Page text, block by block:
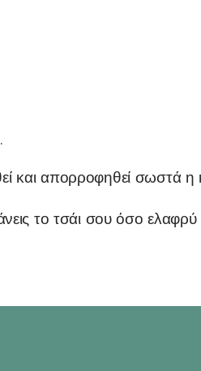
και απορροφηθεί σωστά
το τσάι σου όσο ελαφρύ